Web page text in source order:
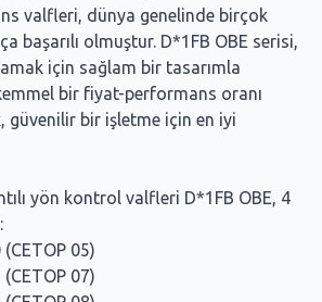
valfleri, dünya genelinde birçok
başarılı olmuştur. D*1FB OBE serisi,
için sağlam bir tasarımla
bir fiyat-performans oranı
güvenilir bir işletme için en iyi
yön kontrol valfleri D*1FB OBE, 4
(CETOP 05)
(CETOP 07)